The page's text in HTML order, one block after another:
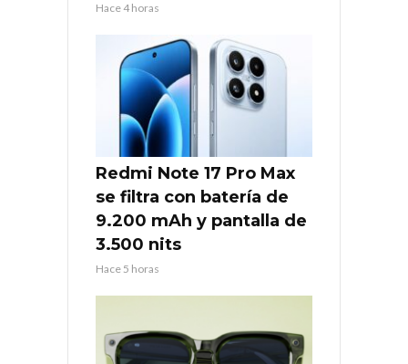
Hace 4 horas
Redmi Note 17 Pro Max
se filtra con batería de
9.200 mAh y pantalla de
3.500 nits
Hace 5 horas